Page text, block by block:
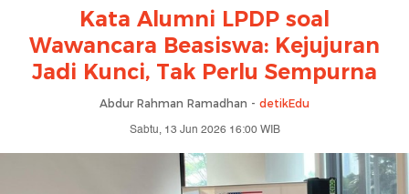
Kata Alumni LPDP soal
Wawancara Beasiswa: Kejujuran
Jadi Kunci, Tak Perlu Sempurna
Abdur Rahman Ramadhan - detikEdu
Sabtu, 13 Jun 2026 16:00 WIB